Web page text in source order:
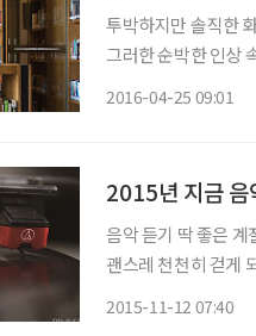
투박하지만 솔직한
그러한 순박한 인상
2016-04-25 09:01
2015년 지금 음
음악 듣기 딱 좋은
괜스레 천천히 걷게
2015-11-12 07:40